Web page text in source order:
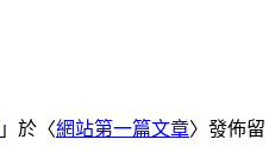
」於〈網站第一篇文章〉發佈留